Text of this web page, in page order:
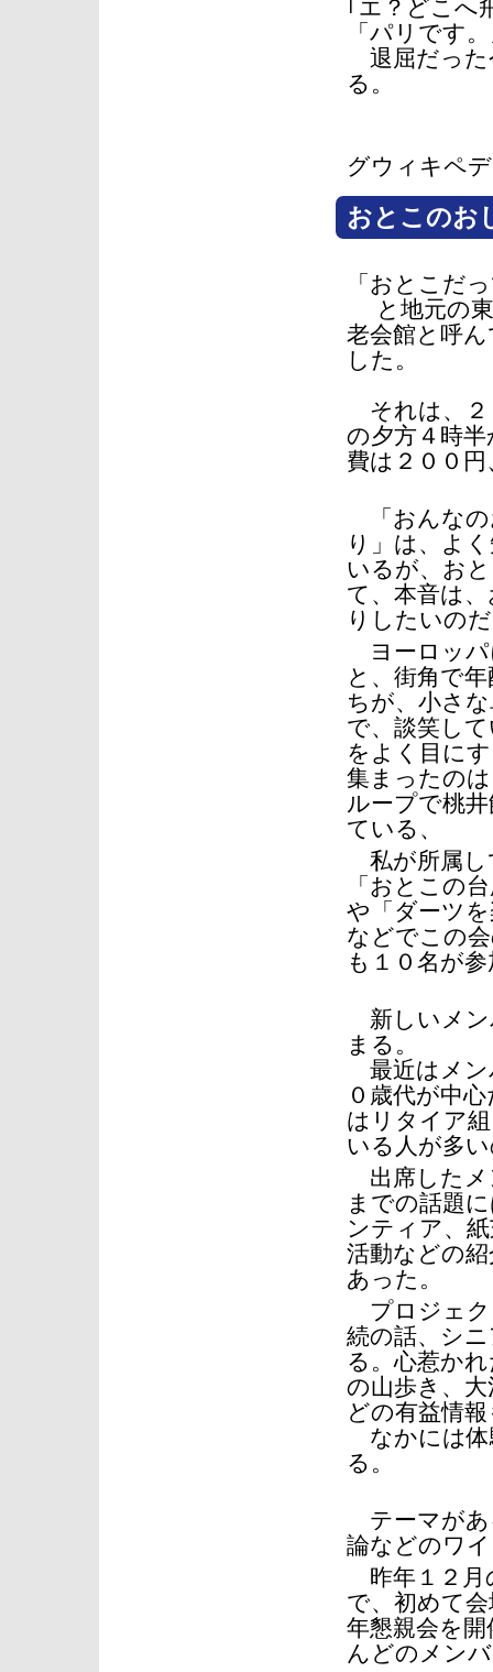
｢エ？どこへ
「パリです
退屈だった
る。
グウィキペ
おとこのお
「おとこだ
と地元の東
老会館と呼
した。
それは、２
の夕方４時
費は２００
「おんなの
り」は、よ
いるが、お
て、本音は
りしたいの
ヨーロッパ
と、街角で
ちが、小さ
で、談笑し
をよく目に
集まったの
ループで桃
ている、
私が所属し
「おとこの
や「ダーツ
などでこの
も１０名が
新しいメン
まる。
最近はメン
０歳代が中
はリタイア
いる人が多
出席したメ
までの話題
ンティア、
活動などの
あった。
プロジェク
続の話、シ
る。心惹か
の山歩き、
どの有益情
なかには体
る。
テーマがあ
論などのワ
昨年１２月
で、初めて
年懇親会を
んどのメン